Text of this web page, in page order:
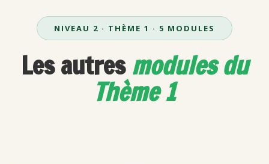
NIVEAU 2 · THÈME 1 · 5 MODULES
Les autresmodules du
Thème 1